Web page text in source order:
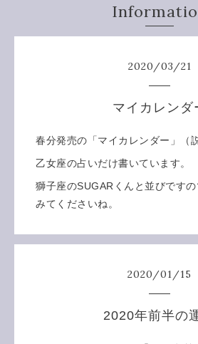
2020/03/21
マイカレンダ
春分発売の「マイカレンダー」（
乙女座の占いだけ書いています。
獅子座のSUGARくんと並びです
みてくださいね。
2020/01/15
2020年前半の